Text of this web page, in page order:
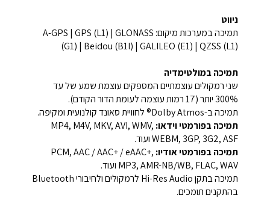
ניווט
תמיכה במערכות מיקום: A-GPS | GPS (L1) | GLONASS
(G1) | Beidou (B1I) | GALILEO (E1) | QZSS (L1)
תמיכה במולטימדיה
שני רמקולים עוצמתיים המספקים עוצמת שמע של עד
300% יותר (17 רמות עוצמה לעומת הדור הקודם).
תמיכה ב-Dolby Atmos® לחוויית סאונד קולנועית ומקיפה.
תמיכה בפורמטי וידאו: MP4, M4V, MKV, AVI, WMV,
WEBM, 3GP, 3G2, ASF ועוד.
תמיכה בפורמטי אודיו: PCM, AAC / AAC+ / eAAC+,
MP3, AMR-NB/WB, FLAC, WAV ועוד.
תמיכה בתקן Hi-Res Audio לרמקולים ולחיבורי Bluetooth
בהתקנים תומכים.